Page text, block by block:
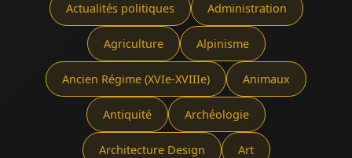
Actualités politiques Administration
Agriculture Alpinisme
Ancien Régime (XVIe-XVIIIe) Animaux
Antiquité Archéologie
Architecture Design Art